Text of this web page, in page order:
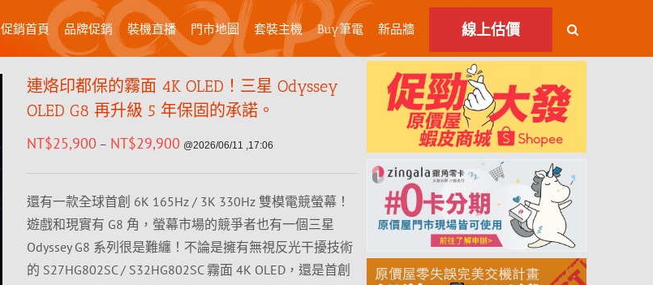
促銷首頁 品牌促銷 裝機直播 門市地圖 套裝主機 Buy筆電 新品牆 線上估價
連烙印都保的霧面 4K OLED！三星 Odyssey
OLED G8 再升級 5 年保固的承諾。
NT$25,900 – NT$29,900 @2026/06/11 ,17:06
還有一款全球首創 6K 165Hz / 3K 330Hz 雙模電競螢幕！
遊戲和現實有 G8 角，螢幕市場的競爭者也有一個三星
Odyssey G8 系列很是難纏！不論是擁有無視反光干擾技術
的 S27HG802SC / S32HG802SC 霧面 4K OLED，還是首創